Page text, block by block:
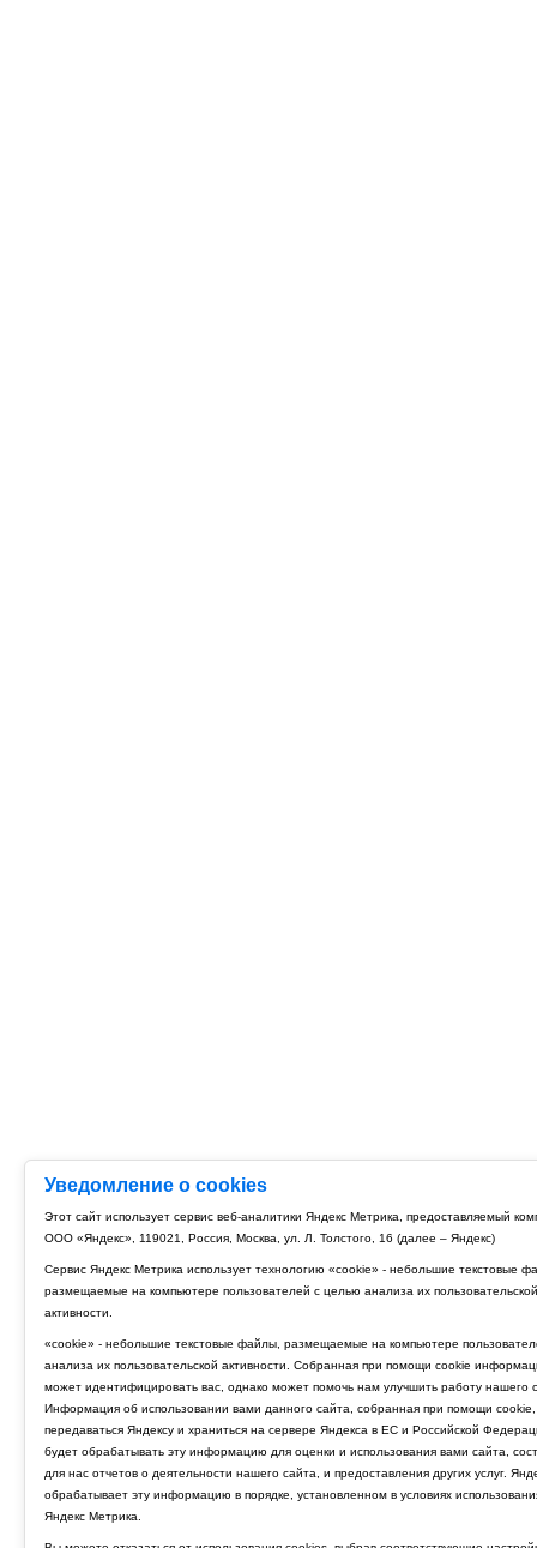
Уведомление о cookies
Этот сайт использует сервис веб-аналитики Яндекс Метрика, предоставляемый
ООО «Яндекс», 119021, Россия, Москва, ул. Л. Толстого, 16 (далее – Яндекс)
Сервис Яндекс Метрика использует технологию «cookie» - небольшие текстовые
размещаемые на компьютере пользователей с целью анализа их пользовательской
активности.
«cookie» - небольшие текстовые файлы, размещаемые на компьютере
анализа их пользовательской активности. Собранная при помощи cookie
может идентифицировать вас, однако может помочь нам улучшить работу нашего
Информация об использовании вами данного сайта, собранная при помощи cookie,
передаваться Яндексу и храниться на сервере Яндекса в ЕС и Российской
будет обрабатывать эту информацию для оценки и использования вами сайта,
для нас отчетов о деятельности нашего сайта, и предоставления других услуг.
обрабатывает эту информацию в порядке, установленном в условиях
Яндекс Метрика.